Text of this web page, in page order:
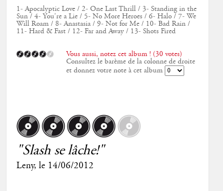
1- Apocalyptic Love / 2- One Last Thrill / 3- Standing in the
Sun / 4- You're a Lie / 5- No More Heroes / 6- Halo / 7- We
Will Roam / 8- Anastasia / 9- Not for Me / 10- Bad Rain /
11- Hard & Fast / 12- Far and Away / 13- Shots Fired
Vous aussi, notez cet album ! (30 votes)
Consultez le barème de la colonne de droite
et donnez votre note à cet album
"Slash se lâche!"
Leny, le 14/06/2012